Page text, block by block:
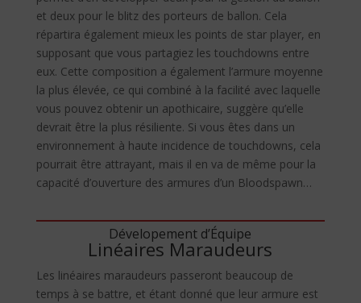
et deux pour le blitz des porteurs de ballon. Cela
répartira également mieux les points de star player, en
supposant que vous partagiez les touchdowns entre
eux. Cette composition a également l’armure moyenne
la plus élevée, ce qui combiné à la facilité avec laquelle
vous pouvez obtenir un apothicaire, suggère qu’elle
devrait être la plus résiliente. Si vous êtes dans un
environnement à haute incidence de touchdowns, cela
pourrait être attrayant, mais il en va de même pour la
capacité d’ouverture des armures d’un Bloodspawn…
Dévelopement d’Équipe
Linéaires Maraudeurs
Les linéaires maraudeurs passeront beaucoup de
temps à se battre, et étant donné que leur armure est